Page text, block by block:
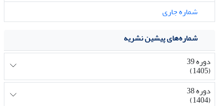
شماره جاری
شماره‌های پیشین نشریه
دوره 39
(1405)
دوره 38
(1404)